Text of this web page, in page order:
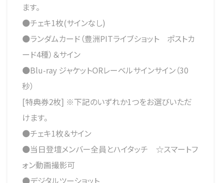
ます。
●チェキ1枚(サインなし)
●ランダムカード（豊洲PITライブショット ポストカ
ード4種）＆サイン
●Blu-ray ジャケットORレーベルサインサイン（30
秒）
[特典券2枚] ※下記のいずれか1つをお選びいただ
けます。
●チェキ1枚＆サイン
●当日登壇メンバー全員とハイタッチ ☆スマートフ
ォン動画撮影可
●デジタルツーショット